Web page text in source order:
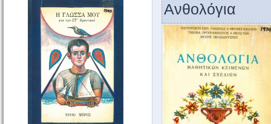
Ανθολόγια